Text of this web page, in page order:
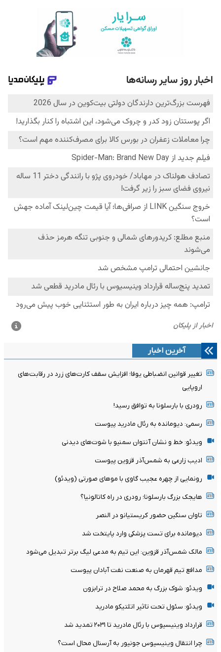
آخرین اخبار
تغییر قوانین انضباطی یوفا؛ افزایش سقف کارت‌های زرد در رقابت‌های
اروپایی
رودری با بارسلونا به توافق رسید!
رسمی: دیومانده به رئال مادرید پیوست
ویدئو: خط و نشان آنتوان سمنیو با شوت‌های دیدنی
ادیب زارعی به شمس‌آذر قزوین پیوست
رونمایی از چهره عجیب گاوی با موهای صورتی (ویدئو)
هایجک بزرگ بارسلونا؛ رودری در راه کاتالونیا؟
تاوان سنگین حضور کریستیانو در النصر
دیومانده برای تست پزشکی وارد پایتخت شد
مالک شمس‌آذر قزوین: این تیم به مدعی لیگ برتر تبدیل می‌شود
مدافع تیم قهرمان به صنعت نفت آبادان پیوست
ویدئو: شوک بزرگ به محمد صلاح در ترابزون
ویدئو: سئول تحت تاثیر اتلتیکو مادرید
قرارداد وینیسیوس با رئال مادرید تا ۲۰۳۱ تمدید شد
چرا انتقال وینیسیوس جونیور به آرسنال محال است؟